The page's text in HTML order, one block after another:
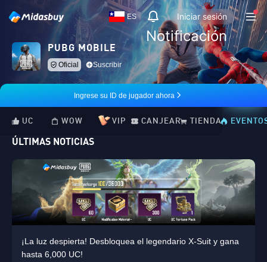
ES
Notificación
Iniciar sesión
PUBG MOBILE
Oficial Suscribir
Ingrese su ID de jugador ahora
UC WOW VIP CANJEAR TIENDA
ÚLTIMAS NOTICIAS
¡La luz despierta! Desbloquea el legendario X-Suit y gana
hasta 6,000 UC!